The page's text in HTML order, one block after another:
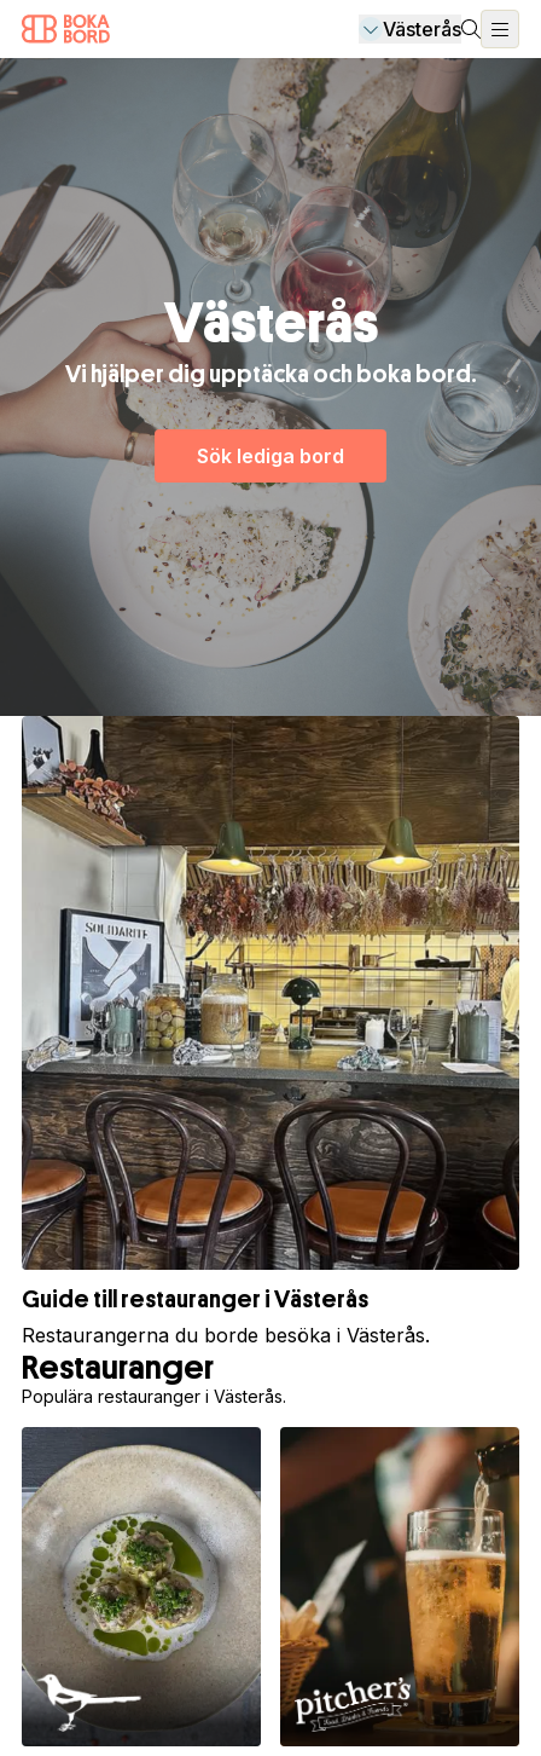
Västerås
Västerås
Vi hjälper dig upptäcka och boka bord.
Sök lediga bord
Guide till restauranger i Västerås
Restaurangerna du borde besöka i Västerås.
Populära restauranger i Västerås.
Restauranger